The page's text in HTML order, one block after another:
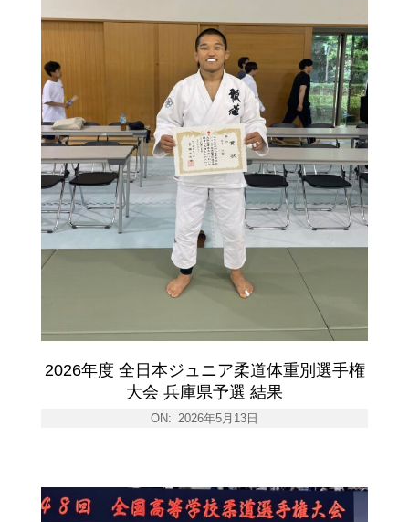
2026年度 全日本ジュニア柔道体重別選手権
大会 兵庫県予選 結果
ON: 2026年5月13日